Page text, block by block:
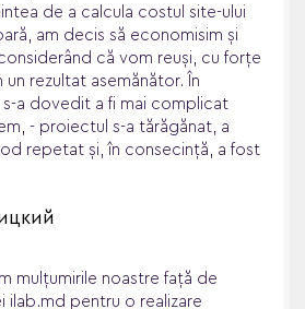
de a calcula costul site-ului
că vom reuși, cu forțe
rezultat asemănător. În
a dovedit a fi mai complicat
- proiectul s-a tărăgănat, a
repetat și, în consecință, a fost
mulțumirile noastre față de
ilab.md pentru o realizare